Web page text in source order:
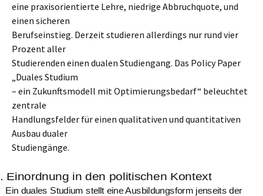
eine praxisorientierte Lehre, niedrige Abbruchquote, und
einen sicheren
Berufseinstieg. Derzeit studieren allerdings nur rund vier
Prozent aller
Studierenden einen dualen Studiengang. Das Policy Paper
„Duales Studium
– ein Zukunftsmodell mit Optimierungsbedarf“ beleuchtet
zentrale
Handlungsfelder für einen qualitativen und quantitativen
Ausbau dualer
Studiengänge.
Einordnung in den politischen Kontext
Ein duales Studium stellt eine Ausbildungsform jenseits der